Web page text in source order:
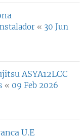
« 30 Jun
ASYA12LCC
« 09 Feb 2026
U.E